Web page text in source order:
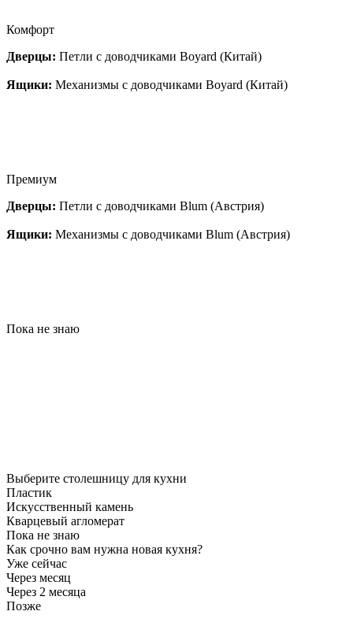
Комфорт
Дверцы: Петли с доводчиками Boyard (Китай)
Ящики: Механизмы с доводчиками Boyard (Китай)
Премиум
Дверцы: Петли с доводчиками Blum (Австрия)
Ящики: Механизмы с доводчиками Blum (Австрия)
Пока не знаю
Выберите столешницу для кухни
Пластик
Искусственный камень
Кварцевый агломерат
Пока не знаю
Как срочно вам нужна новая кухня?
Уже сейчас
Через месяц
Через 2 месяца
Позже